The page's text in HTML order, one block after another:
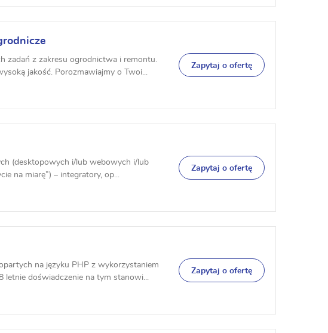
zadań z zakresu ogrodnictwa i remontu.
jakość. Porozmawiajmy o Twoi...
Zapytaj o ofertę
(desktopowych i/lub webowych i/lub
na miarę”) – integratory, op...
Zapytaj o ofertę
na języku PHP z wykorzystaniem
letnie doświadczenie na tym stanowi...
Zapytaj o ofertę